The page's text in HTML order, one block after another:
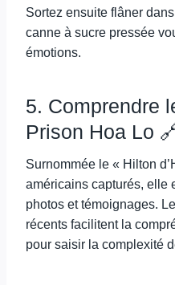
Sortez ensuite flâner
canne à sucre pressée
émotions.
5. Comprendre
Prison Hoa Lo
Surnommée le « Hilton
américains capturés, elle
photos et témoignages.
récents facilitent la
pour saisir la complexité